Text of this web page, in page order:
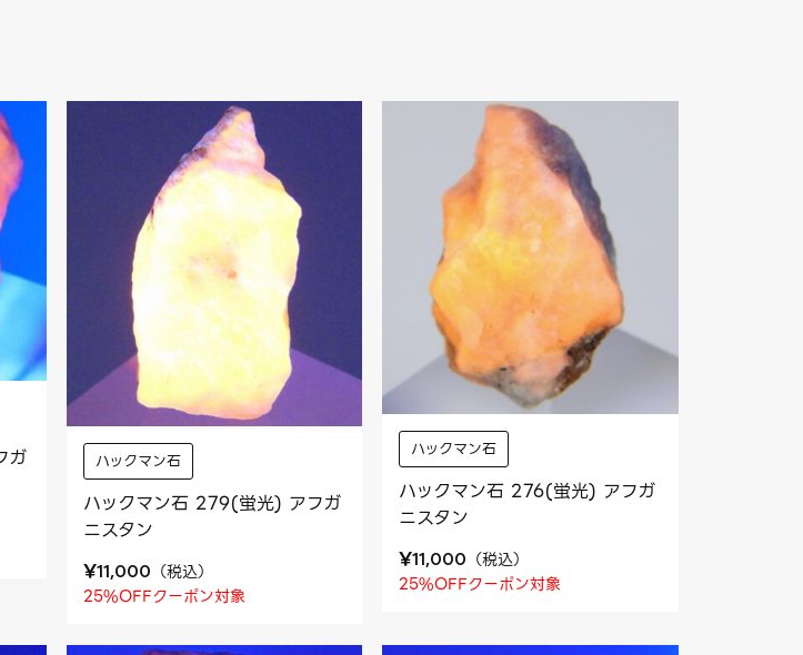
ガ
ハックマン石
ハックマン石 279(蛍光) アフガ
ニスタン
¥11,000 （税込）
25%OFFクーポン対象
ハックマン石
ハックマン石 276(蛍光) アフガ
ニスタン
¥11,000 （税込）
25%OFFクーポン対象